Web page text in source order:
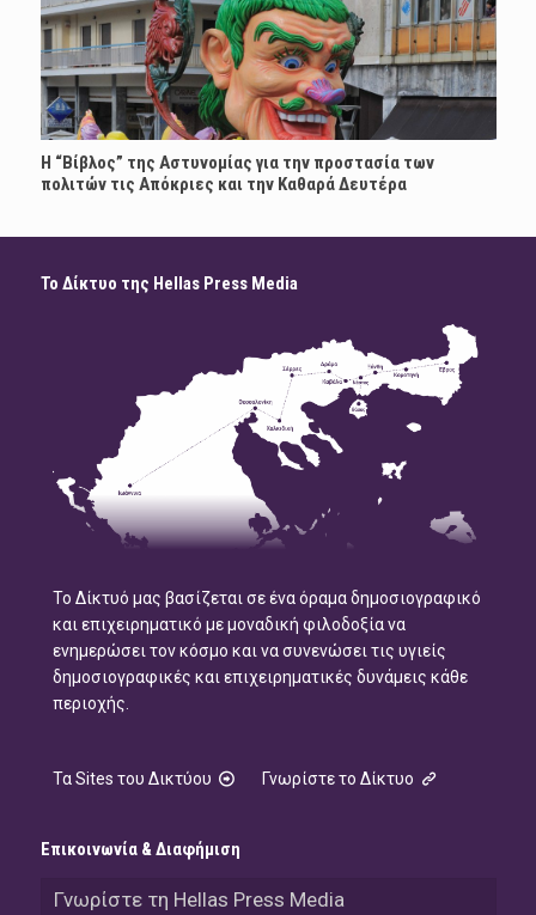
Η “Βίβλος” της Αστυνομίας για την προστασία των
πολιτών τις Απόκριες και την Καθαρά Δευτέρα
Το Δίκτυο της Hellas Press Media
Το Δίκτυό μας βασίζεται σε ένα όραμα δημοσιογραφικό
και επιχειρηματικό με μοναδική φιλοδοξία να
ενημερώσει τον κόσμο και να συνενώσει τις υγιείς
δημοσιογραφικές και επιχειρηματικές δυνάμεις κάθε
περιοχής.
Τα Sites του Δικτύου Γνωρίστε το Δίκτυο
Επικοινωνία & Διαφήμιση
Γνωρίστε τη Hellas Press Media